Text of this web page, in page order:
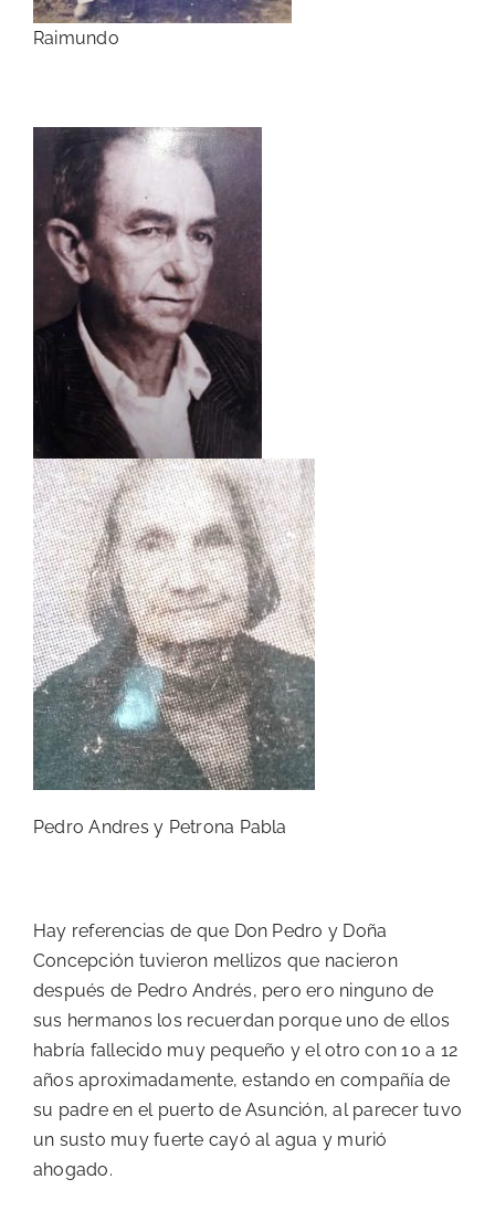
Raimundo
Pedro Andres y Petrona Pabla
Hay referencias de que Don Pedro y Doña
Concepción tuvieron mellizos que nacieron
después de Pedro Andrés, pero ero ninguno de
sus hermanos los recuerdan porque uno de ellos
habría fallecido muy pequeño y el otro con 10 a 12
años aproximadamente, estando en compañía de
su padre en el puerto de Asunción, al parecer tuvo
un susto muy fuerte cayó al agua y murió
ahogado.